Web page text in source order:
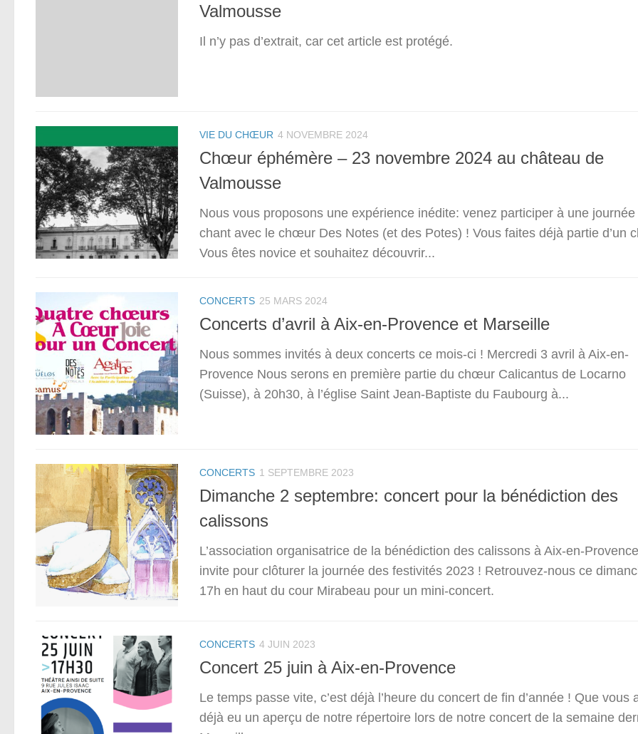
Valmousse
Il n’y pas d’extrait, car cet article est protégé.
VIE DU CHŒUR 4 NOVEMBRE 2024
Chœur éphémère – 23 novembre 2024 au château de
Valmousse
Nous vous proposons une expérience inédite: venez participer à une journée
chant avec le chœur Des Notes (et des Potes) ! Vous faites déjà partie d’un
Vous êtes novice et souhaitez découvrir...
CONCERTS 25 MARS 2024
Concerts d’avril à Aix-en-Provence et Marseille
Nous sommes invités à deux concerts ce mois-ci ! Mercredi 3 avril à Aix-en-
Provence Nous serons en première partie du chœur Calicantus de Locarno
(Suisse), à 20h30, à l’église Saint Jean-Baptiste du Faubourg à...
CONCERTS 1 SEPTEMBRE 2023
Dimanche 2 septembre: concert pour la bénédiction des
calissons
L’association organisatrice de la bénédiction des calissons à Aix-en-
invite pour clôturer la journée des festivités 2023 ! Retrouvez-nous ce
17h en haut du cour Mirabeau pour un mini-concert.
CONCERTS 4 JUIN 2023
Concert 25 juin à Aix-en-Provence
Le temps passe vite, c’est déjà l’heure du concert de fin d’année ! Que vous
déjà eu un aperçu de notre répertoire lors de notre concert de la semaine